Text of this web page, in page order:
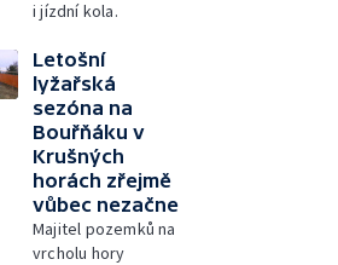
i jízdní kola.
Letošní
lyžařská
sezóna na
Bouřňáku v
Krušných
horách zřejmě
vůbec nezačne
Majitel pozemků na
vrcholu hory